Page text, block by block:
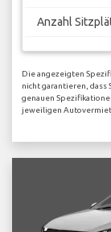
Anzahl
Die angezeigten
nicht garantieren, dass
genauen
jeweiligen